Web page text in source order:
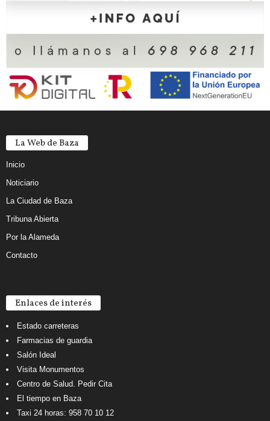
La Web de Baza
Inicio
Noticiario
La Ciudad de Baza
Tribuna Abierta
Por la Alameda
Contacto
Enlaces de interés
Estado carreteras
Farmacias de guardia
Salón Ideal
Visita Monumentos
Centro de Salud. Pedir Cita
El tiempo en Baza
Taxi 24 horas: 958 70 10 12